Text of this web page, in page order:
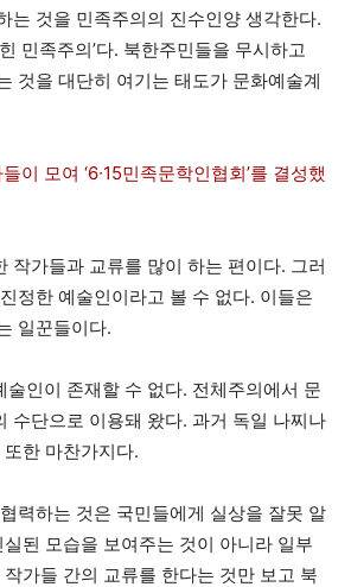
는 것을 민족주의의 진수인양 생각한다.
민족주의’다. 북한주민들을 무시하고
것을 대단히 여기는 태도가 문화예술계
이 모여 ‘6∙15민족문학인협회’를 결성했
작가들과 교류를 많이 하는 편이다. 그러
정한 예술인이라고 볼 수 없다. 이들은
일꾼들이다.
술인이 존재할 수 없다. 전체주의에서 문
수단으로 이용돼 왔다. 과거 독일 나찌나
한 마찬가지다.
력하는 것은 국민들에게 실상을 잘못 알
된 모습을 보여주는 것이 아니라 일부
가들 간의 교류를 한다는 것만 보고 북